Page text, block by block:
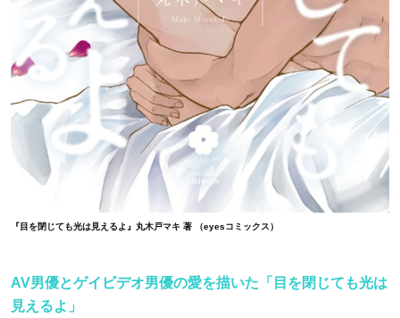
『目を閉じても光は見えるよ』丸木戸マキ 著 （eyesコミックス）
AV男優とゲイビデオ男優の愛を描いた「目を閉じても光は
見えるよ」